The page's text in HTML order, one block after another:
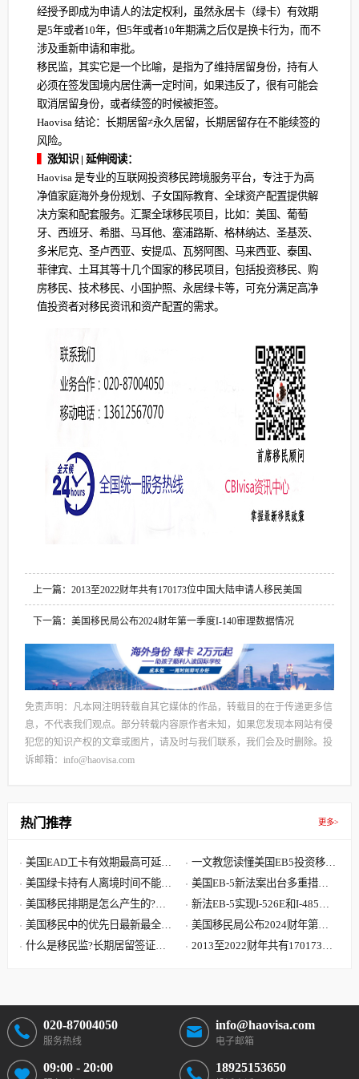
经授予即成为申请人的法定权利，虽然永居卡（绿卡）有效期
是5年或者10年，但5年或者10年期满之后仅是换卡行为，而不
涉及重新申请和审批。
移民监，其实它是一个比喻，是指为了维持居留身份，持有人
必须在签发国境内居住满一定时间，如果违反了，很有可能会
取消居留身份，或者续签的时候被拒签。
Haovisa 结论：长期居留≠永久居留，长期居留存在不能续签的
风险。
涨知识 | 延伸阅读：
Haovisa 是专业的互联网投资移民跨境服务平台，专注于为高
净值家庭海外身份规划、子女国际教育、全球资产配置提供解
决方案和配套服务。汇聚全球移民项目，比如：美国、葡萄
牙、西班牙、希腊、马耳他、塞浦路斯、格林纳达、圣基茨、
多米尼克、圣卢西亚、安提瓜、瓦努阿图、马来西亚、泰国、
菲律宾、土耳其等十几个国家的移民项目，包括投资移民、购
房移民、技术移民、小国护照、永居绿卡等，可充分满足高净
值投资者对移民资讯和资产配置的需求。
上一篇：2013至2022财年共有170173位中国大陆申请人移民美国
下一篇：美国移民局公布2024财年第一季度I-140审理数据情况
免责声明：凡本网注明转载自其它媒体的作品，转载目的在于传递更多信
息，不代表我们观点。部分转载内容原作者未知，如果您发现本网站有侵
犯您的知识产权的文章或图片，请及时与我们联系，我们会及时删除。投
诉邮箱：info@haovisa.com
热门推荐 更多>
美国EAD工卡有效期最高可延长
至5年,这些隐藏福利你要知道
一文教您读懂美国EB5投资移⺠
隐形排期是怎么产生的?
美国绿卡持有人离境时间不能超
过多久?如何维持永居身份？
美国EB-5新法案出台多重措施
捍卫投资安全 明确对区域中心
监管与处罚
美国移民排期是怎么产生的?新
法EB5预留签证暂无排期
新法EB-5实现I-526E和I-485双
递交,Combo卡的常见问题汇总
美国移民中的优先日最新最全解
读,如何查询美国移民优先日期?
美国移民局公布2024财年第一
季度I-140审理数据情况
什么是移民监?长期居留签证和
2013至2022财年共有170173位
020-87004050
服务热线
info@haovisa.com
电子邮箱
09:00 - 20:00 18925153650